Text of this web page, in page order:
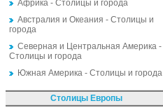
Африка - Столицы и города
Австралия и Океания - Столицы и
города
Северная и Центральная Америка -
Столицы и города
Южная Америка - Столицы и города
Столицы Европы